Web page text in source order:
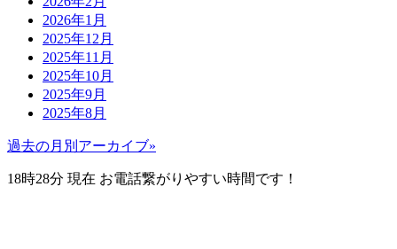
2026年1月
2025年12月
2025年11月
2025年10月
2025年9月
2025年8月
過去の月別アーカイブ»
18時28分 現在 お電話繋がりやすい時間です！